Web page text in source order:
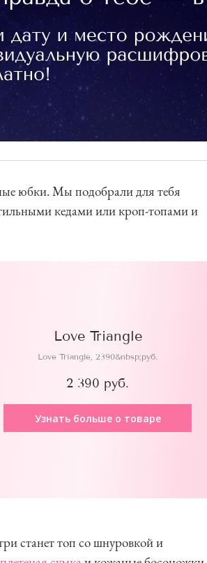
юбки. Мы подобрали для тебя
кедами или кроп-топами и
Love Triangle
Love Triangle, 2390&nbsp;руб.
2 390 руб.
Узнать больше о товаре
станет топ со шнуровкой и